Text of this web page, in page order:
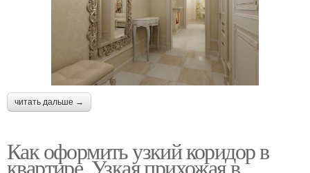
читать дальше →
Как оформить узкий коридор в
квартире. Узкая прихожая в